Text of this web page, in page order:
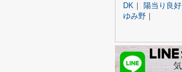
DK ｜ 陽当り良好
ゆみ野 ｜